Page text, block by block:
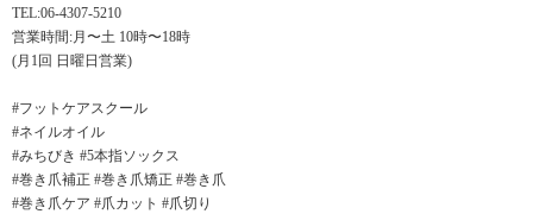
TEL:06-4307-5210
営業時間:月〜土 10時〜18時
(月1回 日曜日営業)
#フットケアスクール
#ネイルオイル
#みちびき #5本指ソックス
#巻き爪補正 #巻き爪矯正 #巻き爪
#巻き爪ケア #爪カット #爪切り